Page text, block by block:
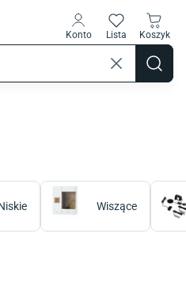
Konto Lista Koszyk
Wiszące